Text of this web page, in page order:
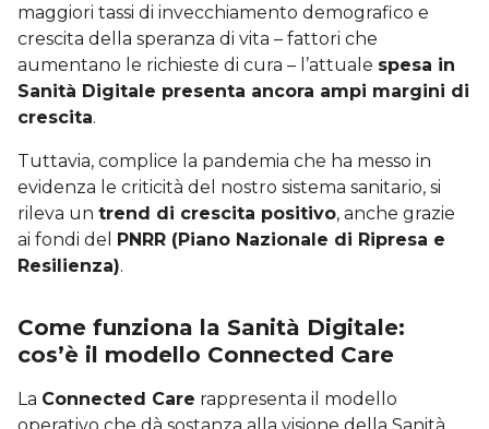
maggiori tassi di invecchiamento demografico e
crescita della speranza di vita – fattori che
aumentano le richieste di cura – l’attuale spesa in
Sanità Digitale presenta ancora ampi margini di
crescita.
Tuttavia, complice la pandemia che ha messo in
evidenza le criticità del nostro sistema sanitario, si
rileva un trend di crescita positivo, anche grazie
ai fondi del PNRR (Piano Nazionale di Ripresa e
Resilienza).
Come funziona la Sanità Digitale:
cos’è il modello Connected Care
La Connected Care rappresenta il modello